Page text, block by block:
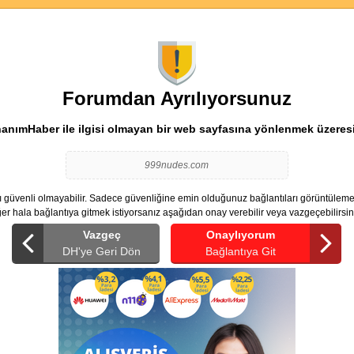
Forumdan Ayrılıyorsunuz
ile ilgisi olmayan bir web sayfasına yönlenmek
999nudes.com
güvenli olmayabilir. Sadece güvenliğine emin olduğunuz bağlantıları
hala bağlantıya gitmek istiyorsanız aşağıdan onay verebilir veya
Vazgeç
DH'ye Geri Dön
Onaylıyorum
Bağlantıya Git